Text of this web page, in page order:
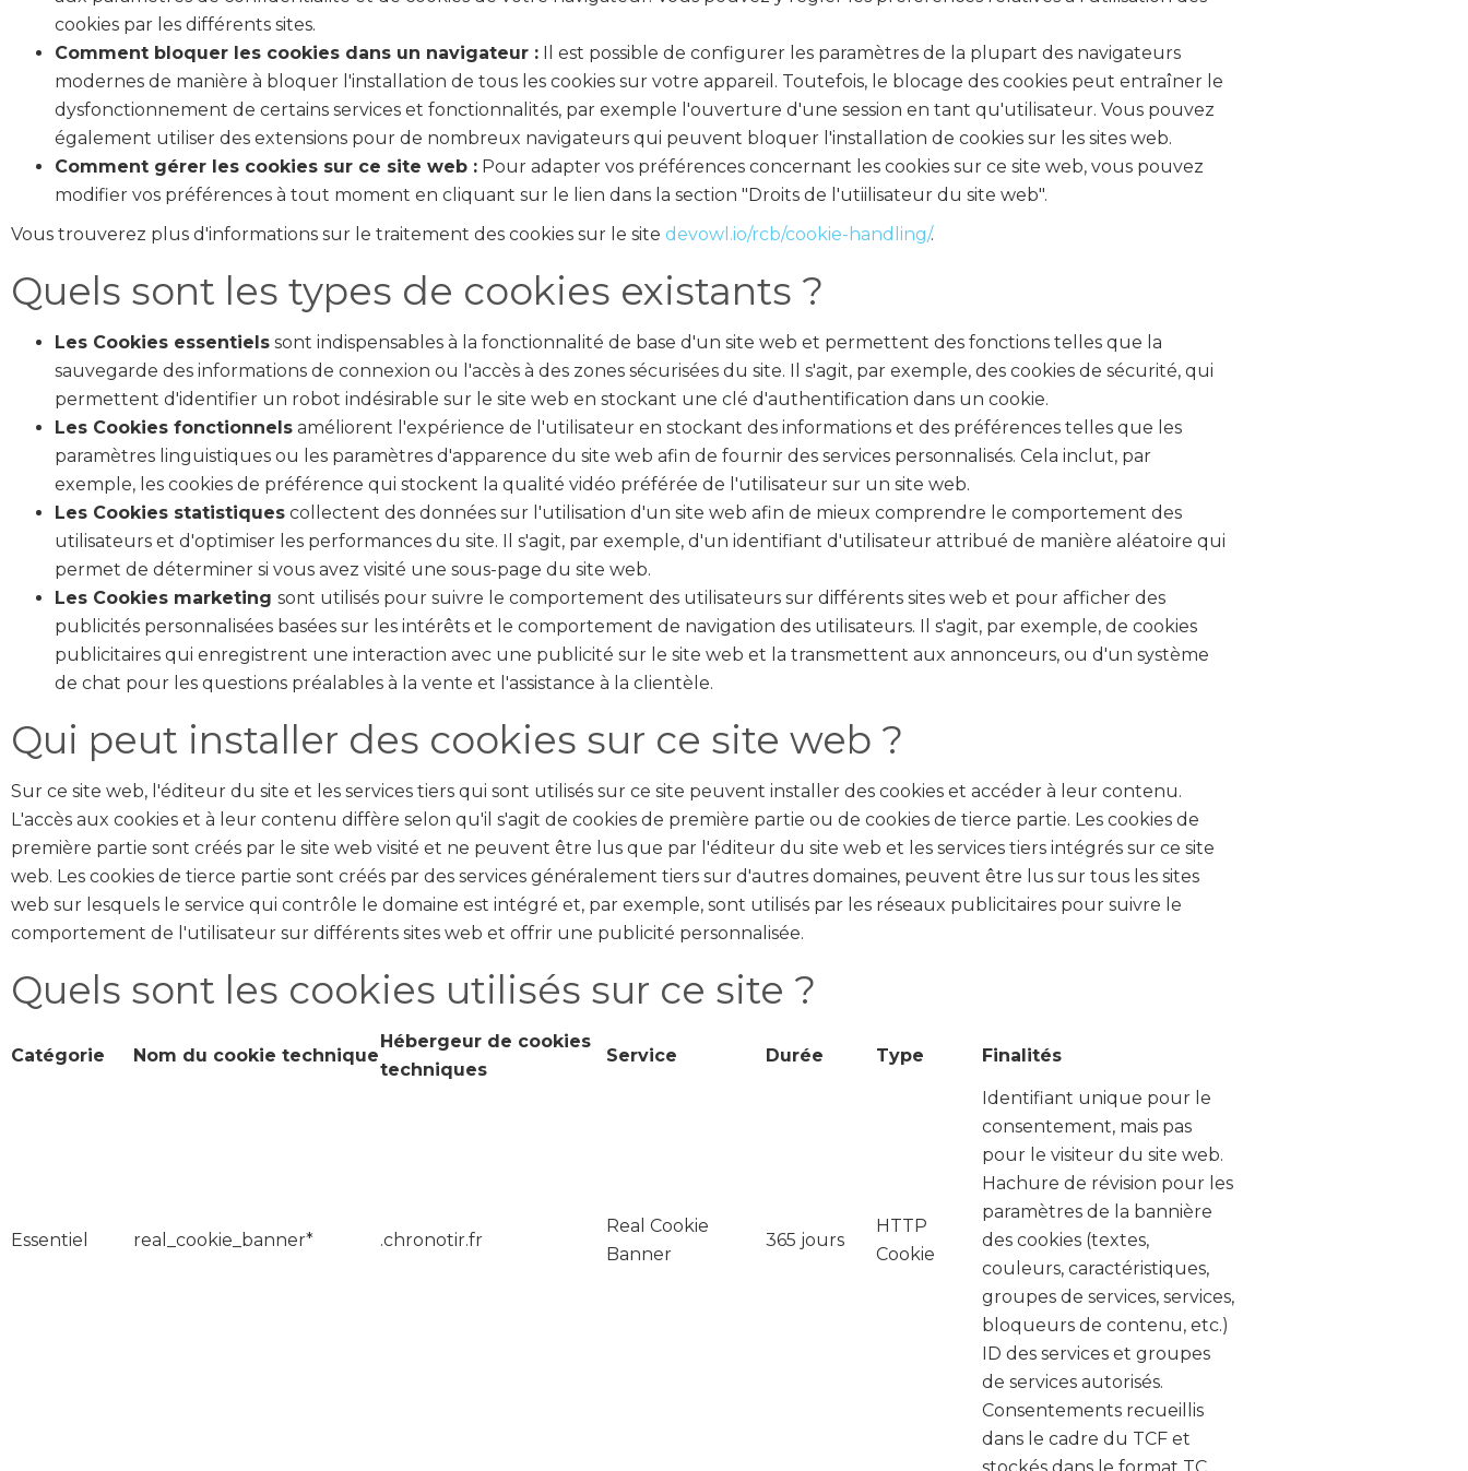
cookies par les différents sites.
Comment bloquer les cookies dans un navigateur : Il est possible de configurer les paramètres de la plupart des navigateurs
modernes de manière à bloquer l'installation de tous les cookies sur votre appareil. Toutefois, le blocage des cookies peut entraîner le
dysfonctionnement de certains services et fonctionnalités, par exemple l'ouverture d'une session en tant qu'utilisateur. Vous pouvez
également utiliser des extensions pour de nombreux navigateurs qui peuvent bloquer l'installation de cookies sur les sites web.
Comment gérer les cookies sur ce site web : Pour adapter vos préférences concernant les cookies sur ce site web, vous pouvez
modifier vos préférences à tout moment en cliquant sur le lien dans la section "Droits de l'utiilisateur du site web".
Vous trouverez plus d'informations sur le traitement des cookies sur le site devowl.io/rcb/cookie-handling/.
Quels sont les types de cookies existants ?
Les Cookies essentiels sont indispensables à la fonctionnalité de base d'un site web et permettent des fonctions telles que la
sauvegarde des informations de connexion ou l'accès à des zones sécurisées du site. Il s'agit, par exemple, des cookies de sécurité, qui
permettent d'identifier un robot indésirable sur le site web en stockant une clé d'authentification dans un cookie.
Les Cookies fonctionnels améliorent l'expérience de l'utilisateur en stockant des informations et des préférences telles que les
paramètres linguistiques ou les paramètres d'apparence du site web afin de fournir des services personnalisés. Cela inclut, par
exemple, les cookies de préférence qui stockent la qualité vidéo préférée de l'utilisateur sur un site web.
Les Cookies statistiques collectent des données sur l'utilisation d'un site web afin de mieux comprendre le comportement des
utilisateurs et d'optimiser les performances du site. Il s'agit, par exemple, d'un identifiant d'utilisateur attribué de manière aléatoire qui
permet de déterminer si vous avez visité une sous-page du site web.
Les Cookies marketing sont utilisés pour suivre le comportement des utilisateurs sur différents sites web et pour afficher des
publicités personnalisées basées sur les intérêts et le comportement de navigation des utilisateurs. Il s'agit, par exemple, de cookies
publicitaires qui enregistrent une interaction avec une publicité sur le site web et la transmettent aux annonceurs, ou d'un système
de chat pour les questions préalables à la vente et l'assistance à la clientèle.
Qui peut installer des cookies sur ce site web ?
Sur ce site web, l'éditeur du site et les services tiers qui sont utilisés sur ce site peuvent installer des cookies et accéder à leur contenu.
L'accès aux cookies et à leur contenu diffère selon qu'il s'agit de cookies de première partie ou de cookies de tierce partie. Les cookies de
première partie sont créés par le site web visité et ne peuvent être lus que par l'éditeur du site web et les services tiers intégrés sur ce site
web. Les cookies de tierce partie sont créés par des services généralement tiers sur d'autres domaines, peuvent être lus sur tous les sites
web sur lesquels le service qui contrôle le domaine est intégré et, par exemple, sont utilisés par les réseaux publicitaires pour suivre le
comportement de l'utilisateur sur différents sites web et offrir une publicité personnalisée.
Quels sont les cookies utilisés sur ce site ?
Catégorie Nom du cookie technique
Hébergeur de cookies
techniques
Service Durée Type Finalités
Essentiel real_cookie_banner* .chronotir.fr
Real Cookie
Banner
365 jours
HTTP
Cookie
Identifiant unique pour le
consentement, mais pas
pour le visiteur du site web.
Hachure de révision pour les
paramètres de la bannière
des cookies (textes,
couleurs, caractéristiques,
groupes de services, services,
bloqueurs de contenu, etc.)
ID des services et groupes
de services autorisés.
Consentements recueillis
dans le cadre du TCF et